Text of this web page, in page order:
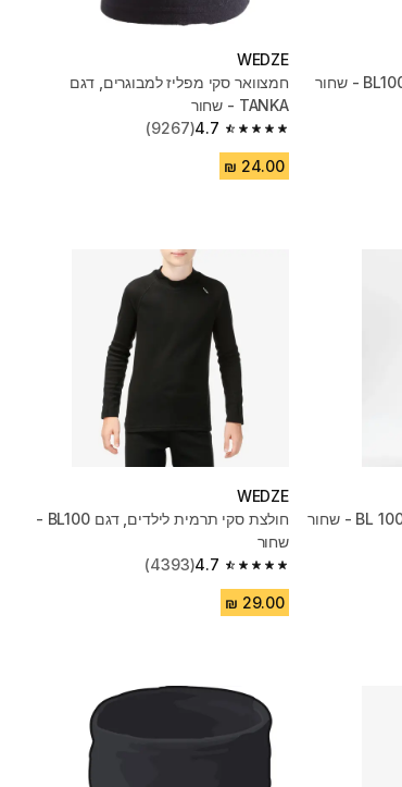
WEDZE
חמצוואר סקי מפליז למבוגרים, דגם
TANKA - שחור
4.7
4.7 out of 5 stars from 9267 reviews
(9267)
WEDZE
חולצת סקי תרמית לילדים, דגם BL100 -
שחור
4.7
4.7 out of 5 stars from 4393 reviews
(4393)